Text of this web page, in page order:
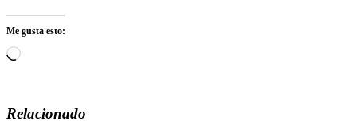
Me gusta esto:
Cargando...
Relacionado